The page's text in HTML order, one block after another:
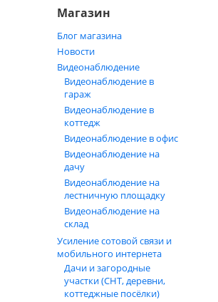
Магазин
Блог магазина
Новости
Видеонаблюдение
Видеонаблюдение в
гараж
Видеонаблюдение в
коттедж
Видеонаблюдение в офис
Видеонаблюдение на
дачу
Видеонаблюдение на
лестничную площадку
Видеонаблюдение на
склад
Усиление сотовой связи и
мобильного интернета
Дачи и загородные
участки (СНТ, деревни,
коттеджные посёлки)